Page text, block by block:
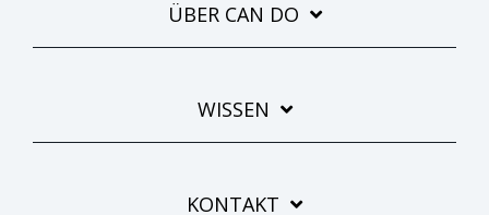
ÜBER CAN DO
WISSEN
KONTAKT